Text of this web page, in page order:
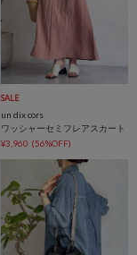
SALE
un dix cors
ワッシャーセミフレアスカート
¥3,960 (56%OFF)